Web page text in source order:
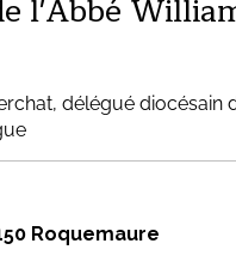
l'Abbé
délégué diocésain
Roquemaure